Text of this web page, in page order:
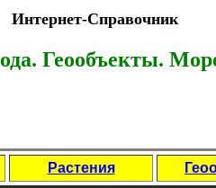
Интернет-Справочник
Геообъекты.
Растения